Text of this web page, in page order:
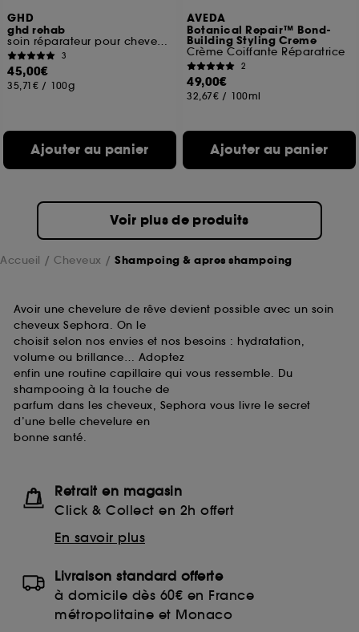
GHD
ghd rehab
soin réparateur pour cheveux abîmés
3
45,00€
35,71€ / 100g
Ajouter au panier
AVEDA
Botanical Repair™ Bond-
Building Styling Creme
Crème Coiffante Réparatrice
2
49,00€
32,67€ / 100ml
Ajouter au panier
Voir plus de produits
Accueil Cheveux Shampoing & apres shampoing
Avoir une chevelure de rêve devient possible avec un soin
cheveux Sephora. On le
choisit selon nos envies et nos besoins : hydratation,
volume ou brillance… Adoptez
enfin une routine capillaire qui vous ressemble. Du
shampooing à la touche de
parfum dans les cheveux, Sephora vous livre le secret
d’une belle chevelure en
bonne santé.
Retrait en magasin
Click & Collect en 2h offert
En savoir plus
Livraison standard offerte
à domicile dès 60€ en France
métropolitaine et Monaco